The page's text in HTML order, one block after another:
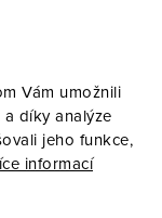
Vám umožnili
díky analýze
jeho funkce,
informací